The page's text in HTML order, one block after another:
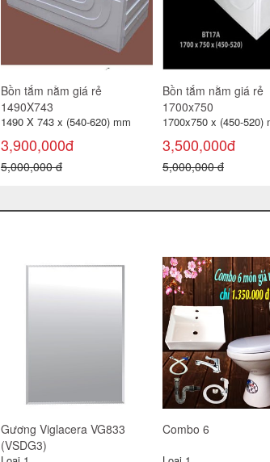
Bồn tắm nằm giá rẻ
1490X743
1490 X 743 x (540-620) mm
3,900,000đ
5,000,000 đ
Bồn tắm nằm giá rẻ
1700x750
1700x750 x (450-520)
3,500,000đ
5,000,000 đ
Gương Viglacera VG833
(VSDG3)
Combo 6